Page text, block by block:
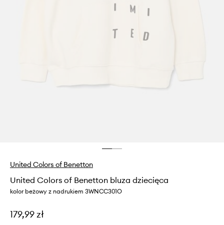
United Colors of Benetton
United Colors of Benetton bluza dziecięca
kolor beżowy z nadrukiem 3WNCC301O
179,99 zł